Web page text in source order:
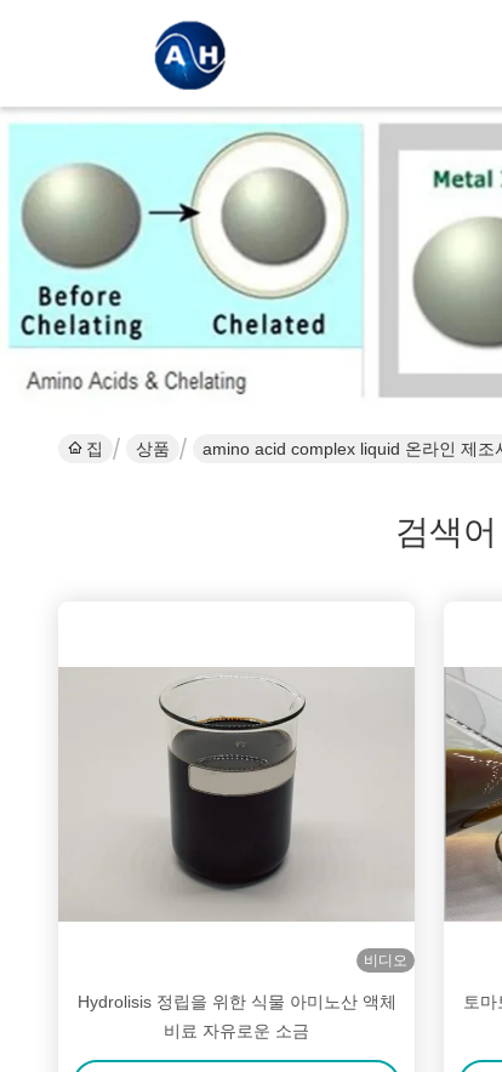
집 상품 amino acid complex liquid 온라인 제조
검색어
비디오
Hydrolisis 정립을 위한 식물 아미노산 액체
비료 자유로운 소금
토